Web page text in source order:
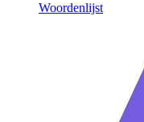
Woordenlijst